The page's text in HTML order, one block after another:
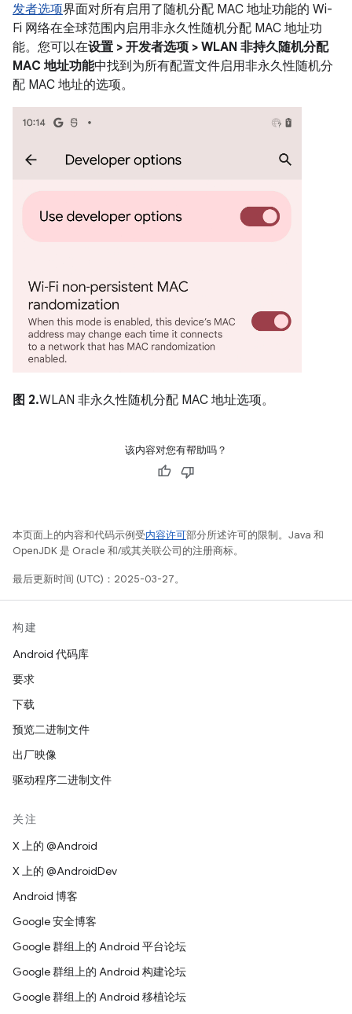
发者选项界面对所有启用了随机分配 MAC 地址功能的 Wi-
Fi 网络在全球范围内启用非永久性随机分配 MAC 地址功
能。您可以在设置 > 开发者选项 > WLAN 非持久随机分配
MAC 地址功能中找到为所有配置文件启用非永久性随机分
配 MAC 地址的选项。
图 2.WLAN 非永久性随机分配 MAC 地址选项。
该内容对您有帮助吗？
本页面上的内容和代码示例受内容许可部分所述许可的限制。Java 和
OpenJDK 是 Oracle 和/或其关联公司的注册商标。
最后更新时间 (UTC)：2025-03-27。
构建
Android 代码库
要求
下载
预览二进制文件
出厂映像
驱动程序二进制文件
关注
X 上的 @Android
X 上的 @AndroidDev
Android 博客
Google 安全博客
Google 群组上的 Android 平台论坛
Google 群组上的 Android 构建论坛
Google 群组上的 Android 移植论坛